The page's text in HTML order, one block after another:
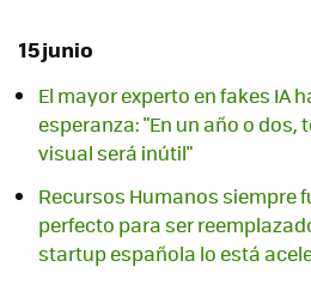
15 junio
El mayor experto en fakes IA
esperanza: "En un año o
visual será inútil"
Recursos Humanos siempre
perfecto para ser
startup española lo está